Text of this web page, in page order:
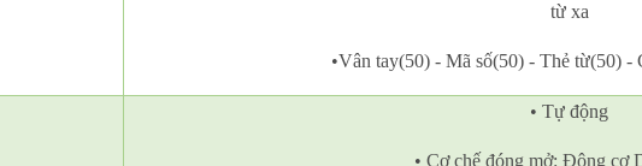
từ xa
•Vân tay(50) - Mã số(50) - Thẻ từ(50)
• Tự động
• Cơ chế đóng mở: Động cơ